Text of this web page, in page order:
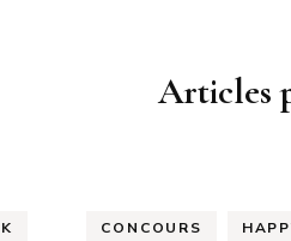
Articles
CONCOURS